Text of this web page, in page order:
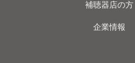
補聴器店の方
企業情報